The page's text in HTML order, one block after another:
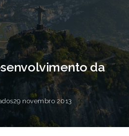
da
29 novembro 2013